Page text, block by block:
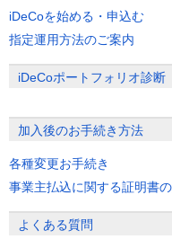
iDeCoを始める・申込む
指定運用方法のご案内
iDeCoポートフォリオ診断
加入後のお手続き方法
各種変更お手続き
事業主払込に関する証明書
よくある質問